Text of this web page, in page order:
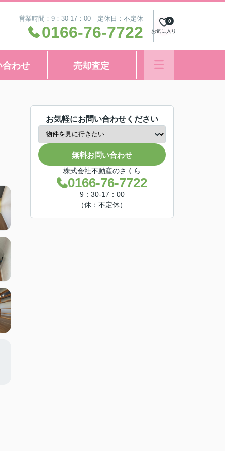
営業時間：9：30-17：00 定休日：不定休
0166-76-7722 お気に入り
0
合わせ 売却査定
お気軽にお問い合わせください
無料お問い合わせ
株式会社不動産のさくら
0166-76-7722
9：30-17：00
（休：不定休）